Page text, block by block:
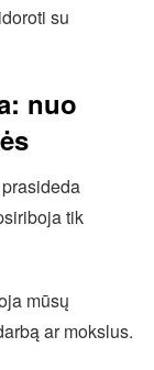
su
nuo
tik
mūsų
ar mokslus.